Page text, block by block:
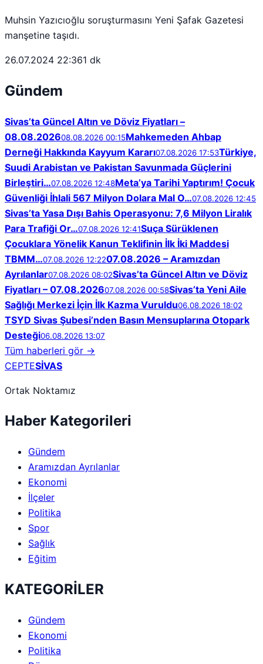
Muhsin Yazıcıoğlu soruşturmasını Yeni Şafak Gazetesi
manşetine taşıdı.
26.07.2024 22:361 dk
Gündem
Sivas’ta Güncel Altın ve Döviz Fiyatları –
08.08.202608.08.2026 00:15Mahkemeden Ahbap
Derneği Hakkında Kayyum Kararı07.08.2026 17:53Türkiye,
Suudi Arabistan ve Pakistan Savunmada Güçlerini
Birleştiri…07.08.2026 12:48Meta’ya Tarihi Yaptırım! Çocuk
Güvenliği İhlali 567 Milyon Dolara Mal O…07.08.2026 12:45
Sivas’ta Yasa Dışı Bahis Operasyonu: 7,6 Milyon Liralık
Para Trafiği Or…07.08.2026 12:41Suça Sürüklenen
Çocuklara Yönelik Kanun Teklifinin İlk İki Maddesi
TBMM…07.08.2026 12:2207.08.2026 – Aramızdan
Ayrılanlar07.08.2026 08:02Sivas’ta Güncel Altın ve Döviz
Fiyatları – 07.08.202607.08.2026 00:58Sivas’ta Yeni Aile
Sağlığı Merkezi İçin İlk Kazma Vuruldu06.08.2026 18:02
TSYD Sivas Şubesi’nden Basın Mensuplarına Otopark
Desteği06.08.2026 13:07
Tüm haberleri gör →
CEPTESİVAS
Ortak Noktamız
Haber Kategorileri
Gündem
Aramızdan Ayrılanlar
Ekonomi
İlçeler
Politika
Spor
Sağlık
Eğitim
KATEGORİLER
Gündem
Ekonomi
Politika